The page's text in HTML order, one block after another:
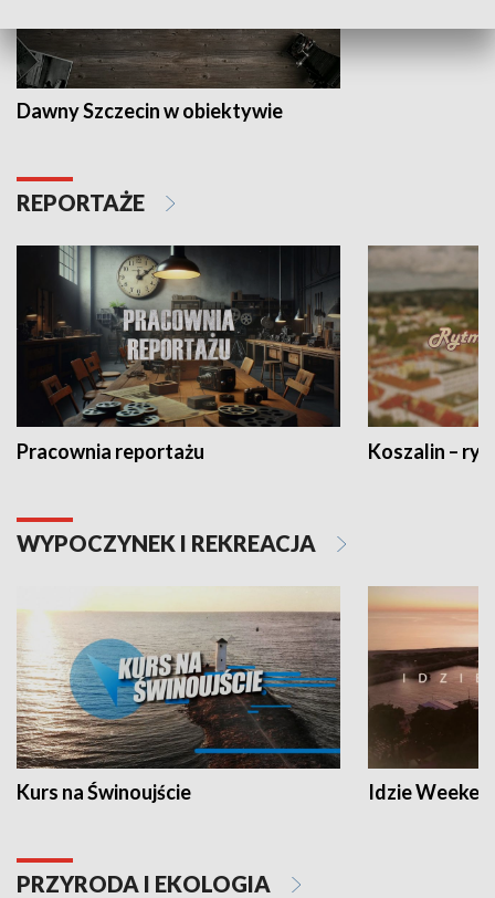
Dawny Szczecin w obiektywie
REPORTAŻE
Pracownia reportażu Koszalin –
WYPOCZYNEK I REKREACJA
Kurs na Świnoujście Idzie
PRZYRODA I EKOLOGIA